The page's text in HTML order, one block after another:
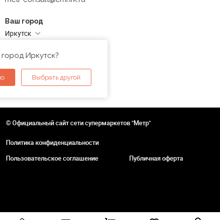
Ваш город
Иркутск
Иркутск?
Выбрать другой
© Официальный сайт сети супермаркетов "Метр"
Политика конфиденциальности
Пользовательское соглашение
Публичная оферта